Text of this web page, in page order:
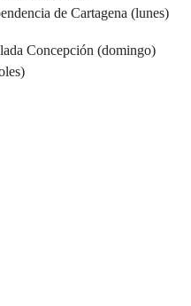
de Cartagena (lunes)
Concepción (domingo)